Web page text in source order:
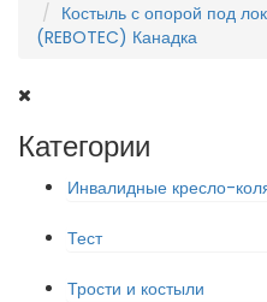
Костыль с опорой под
(REBOTEC) Канадка
Категории
Инвалидные кресло-
Тест
Трости и костыли